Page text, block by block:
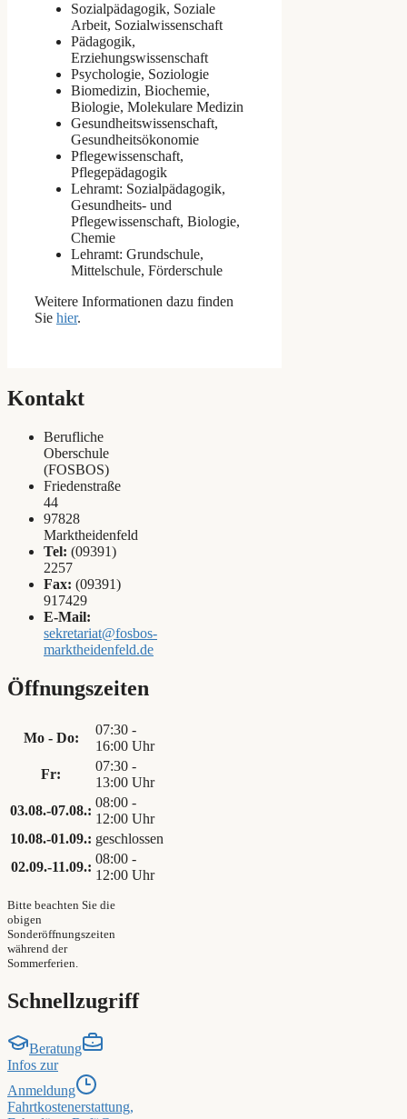
Sozialpädagogik, Soziale
Arbeit, Sozialwissenschaft
Pädagogik,
Erziehungswissenschaft
Psychologie, Soziologie
Biomedizin, Biochemie,
Biologie, Molekulare Medizin
Gesundheitswissenschaft,
Gesundheitsökonomie
Pflegewissenschaft,
Pflegepädagogik
Lehramt: Sozialpädagogik,
Gesundheits- und
Pflegewissenschaft, Biologie,
Chemie
Lehramt: Grundschule,
Mittelschule, Förderschule
Weitere Informationen dazu finden
Sie hier.
Kontakt
Berufliche
Oberschule
(FOSBOS)
Friedenstraße
44
97828
Marktheidenfeld
Tel: (09391)
2257
Fax: (09391)
917429
E-Mail:
sekretariat@fosbos-
marktheidenfeld.de
Öffnungszeiten
Mo - Do:
07:30 -
16:00 Uhr
Fr:
07:30 -
13:00 Uhr
03.08.-07.08.:
08:00 -
12:00 Uhr
10.08.-01.09.: geschlossen
02.09.-11.09.:
08:00 -
12:00 Uhr
Bitte beachten Sie die
obigen
Sonderöffnungszeiten
während der
Sommerferien.
Schnellzugriff
Beratung
Infos zur
Anmeldung
Fahrtkostenerstattung,